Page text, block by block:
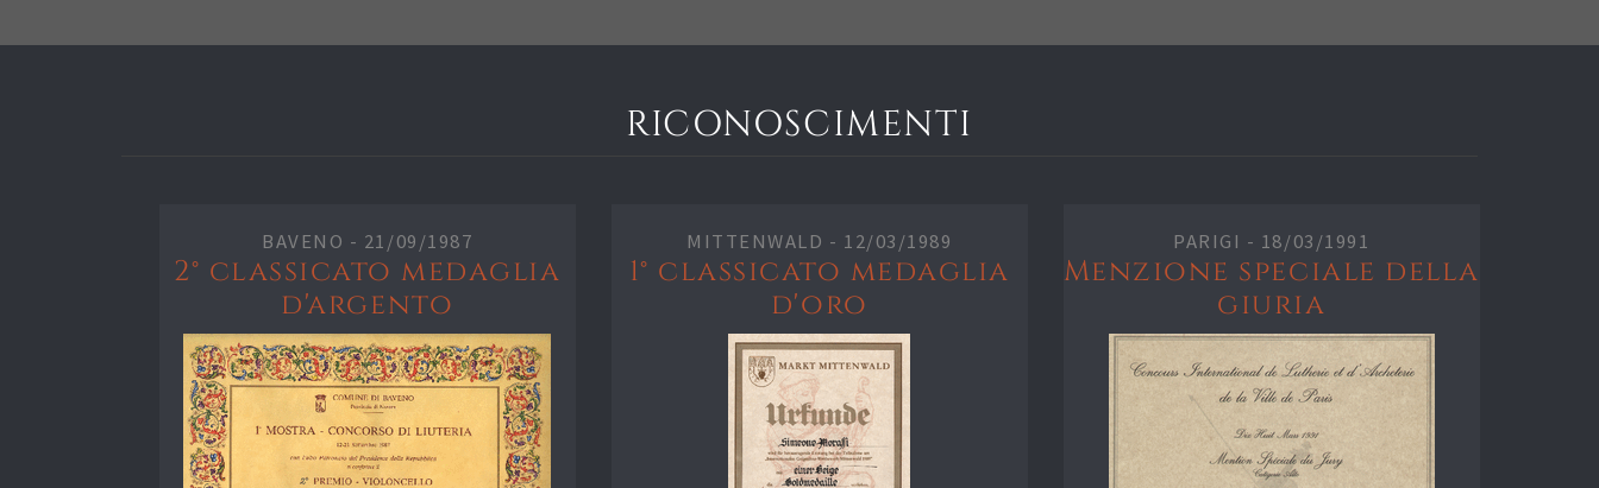
RICONOSCIMENTI
BAVENO - 21/09/1987
2° classicato medaglia
d'argento
MITTENWALD - 12/03/1989
1° classicato medaglia
d'oro
PARIGI - 18/03/1991
Menzione speciale della
giuria